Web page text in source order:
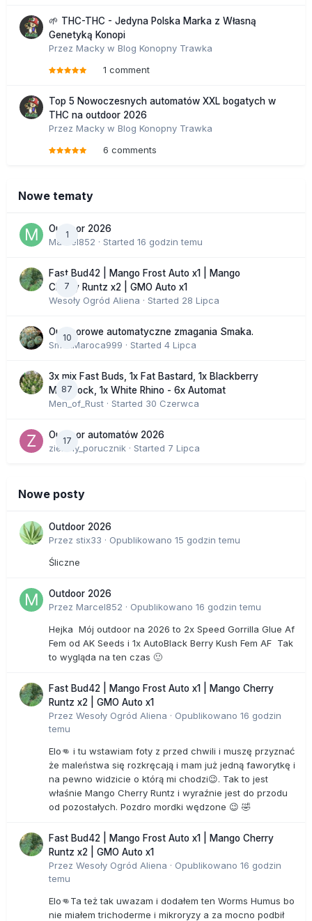
🌱 THC-THC - Jedyna Polska Marka z Własną
Genetyką Konopi
Przez Macky w Blog Konopny Trawka
1 comment
Top 5 Nowoczesnych automatów XXL bogatych w
THC na outdoor 2026
Przez Macky w Blog Konopny Trawka
6 comments
Nowe tematy
1
Outdoor 2026
Marcel852 · Started 16 godzin temu
7
Fast Bud42 | Mango Frost Auto x1 | Mango
Cherry Runtz x2 | GMO Auto x1
Wesoły Ogród Aliena · Started 28 Lipca
10
Outdoorowe automatyczne zmagania Smaka.
SmakMaroca999 · Started 4 Lipca
87
3x mix Fast Buds, 1x Fat Bastard, 1x Blackberry
Moonrock, 1x White Rhino - 6x Automat
Men_of_Rust · Started 30 Czerwca
17
Outdoor automatów 2026
zielony_porucznik · Started 7 Lipca
Nowe posty
Outdoor 2026
Przez stix33 · Opublikowano 15 godzin temu
Śliczne
Outdoor 2026
Przez Marcel852 · Opublikowano 16 godzin temu
Hejka Mój outdoor na 2026 to 2x Speed Gorrilla Glue Af
Fem od AK Seeds i 1x AutoBlack Berry Kush Fem AF Tak
to wygląda na ten czas 🙂
Fast Bud42 | Mango Frost Auto x1 | Mango Cherry
Runtz x2 | GMO Auto x1
Przez Wesoły Ogród Aliena · Opublikowano 16 godzin
temu
Elo👊 i tu wstawiam foty z przed chwili i muszę przyznać
że maleństwa się rozkręcają i mam już jedną faworytkę i
na pewno widzicie o którą mi chodzi😉. Tak to jest
właśnie Mango Cherry Runtz i wyraźnie jest do przodu
od pozostałych. Pozdro mordki wędzone 😉 🤣
Fast Bud42 | Mango Frost Auto x1 | Mango Cherry
Runtz x2 | GMO Auto x1
Przez Wesoły Ogród Aliena · Opublikowano 16 godzin
temu
Elo👊Ta też tak uwazam i dodałem ten Worms Humus bo
nie miałem trichoderme i mikroryzy a za mocno podbił